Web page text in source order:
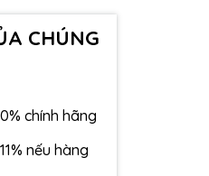
CHÚNG
chính hãng
nếu hàng